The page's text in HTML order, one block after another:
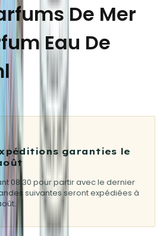
De Mer
Eau De
garanties le
08:30 pour partir avec le dernier
suivantes seront expédiées à